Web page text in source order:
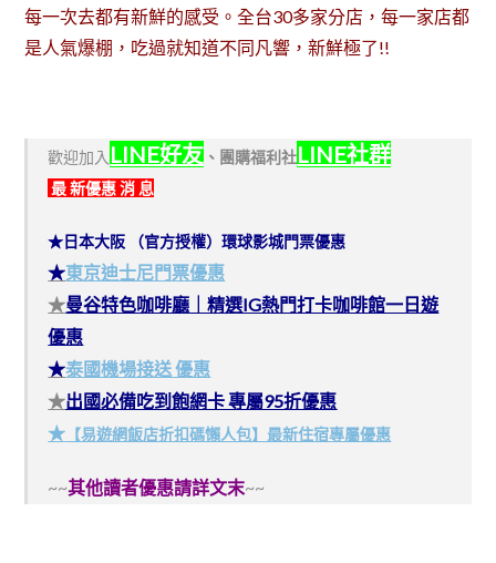
每一次去都有新鮮的感受。全台30多家分店，每一家店都
是人氣爆棚，吃過就知道不同凡響，新鮮極了!!
歡迎加入 LINE好友 、 團購福利社LINE社群
最 新優惠 消 息
★日本大阪 （官方授權）環球影城門票優惠
★東京迪士尼門票優惠
★曼谷特色咖啡廳｜精選IG熱門打卡咖啡館一日遊
優惠
★泰國機場接送 優惠
★出國必備吃到飽網卡 專屬95折優惠
★ 【易遊網飯店折扣碼懶人包】最新住宿專屬優惠
~~其他讀者優惠請詳文末~~